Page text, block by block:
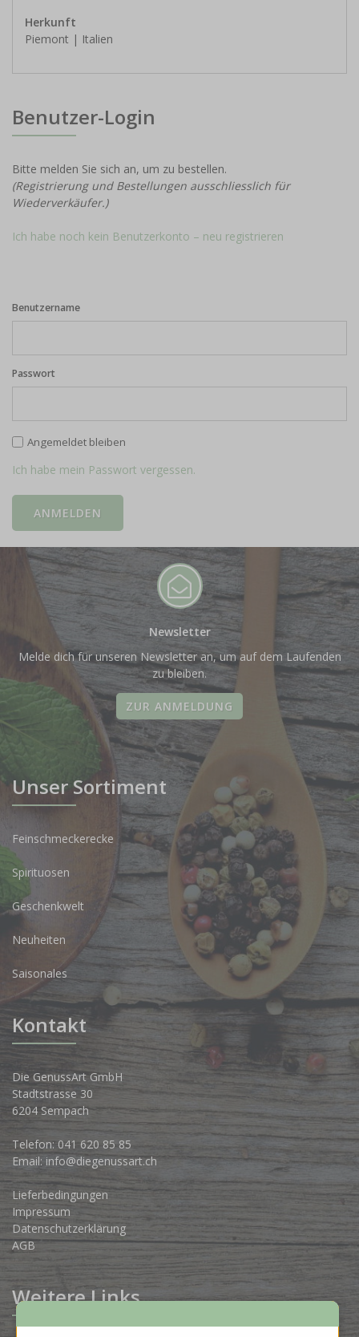
Herkunft
Piemont | Italien
Benutzer-Login
Bitte melden Sie sich an, um zu bestellen.
(Registrierung und Bestellungen ausschliesslich für
Wiederverkäufer.)
Ich habe noch kein Benutzerkonto – neu registrieren
Benutzername
Passwort
Angemeldet bleiben
Ich habe mein Passwort vergessen.
Newsletter
Melde dich für unseren Newsletter an, um auf dem Laufenden
zu bleiben.
ZUR ANMELDUNG
Unser Sortiment
Feinschmeckerecke
Spirituosen
Geschenkwelt
Neuheiten
Saisonales
Kontakt
Die GenussArt GmbH
Stadtstrasse 30
6204 Sempach
Telefon: 041 620 85 85
Email: info@diegenussart.ch
Lieferbedingungen
Impressum
Datenschutzerklärung
AGB
Weitere Links